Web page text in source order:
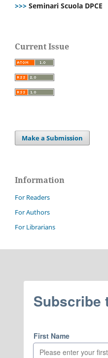
>>> Seminari Scuola DPCE
Current Issue
Make a Submission
Information
For Readers
For Authors
For Librarians